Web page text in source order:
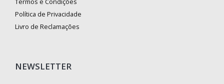
Política de Privacidade
Livro de Reclamações
NEWSLETTER